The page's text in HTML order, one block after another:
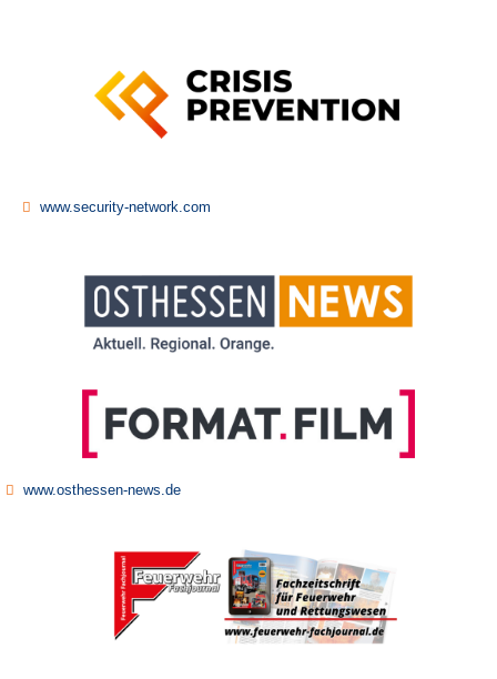
www.security-network.com
www.osthessen-news.de